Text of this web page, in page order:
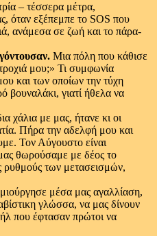
– τέσσερα μέτρα,
όταν εξέπεμπε το SOS που
ανάμεσα σε ζωή και το πάρα-
Μια πόλη που κάθισε
μου;» Τι συμφωνία
και των οποίων την τύχη
γιατί ήθελα να
χάλια με μας, ήτανε κι οι
Πήρα την αδελφή μου και
Τον Αύγουστο είναι
θωρούσαμε με δέος το
ρυθμούς των μετασεισμών,
μέσα μας αγαλλίαση,
γλώσσα, να μας δίνουν
που έφτασαν πρώτοι να